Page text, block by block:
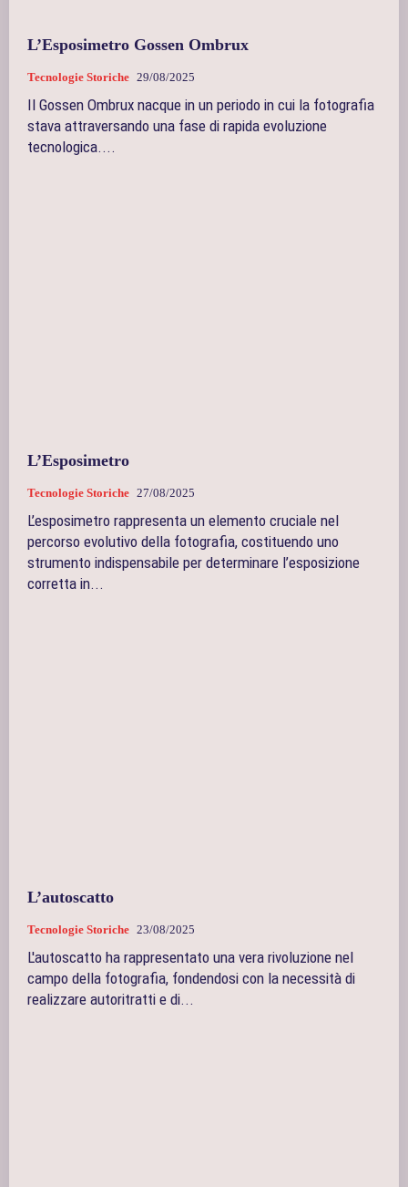
L’Esposimetro Gossen Ombrux
Tecnologie Storiche 29/08/2025
Il Gossen Ombrux nacque in un periodo in cui la fotografia
stava attraversando una fase di rapida evoluzione
tecnologica....
L’Esposimetro
Tecnologie Storiche 27/08/2025
L’esposimetro rappresenta un elemento cruciale nel
percorso evolutivo della fotografia, costituendo uno
strumento indispensabile per determinare l’esposizione
corretta in...
L’autoscatto
Tecnologie Storiche 23/08/2025
L'autoscatto ha rappresentato una vera rivoluzione nel
campo della fotografia, fondendosi con la necessità di
realizzare autoritratti e di...